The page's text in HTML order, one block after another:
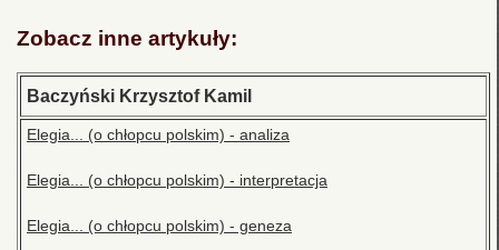
Zobacz inne artykuły:
Baczyński Krzysztof Kamil
Elegia... (o chłopcu polskim) - analiza
Elegia... (o chłopcu polskim) - interpretacja
Elegia... (o chłopcu polskim) - geneza